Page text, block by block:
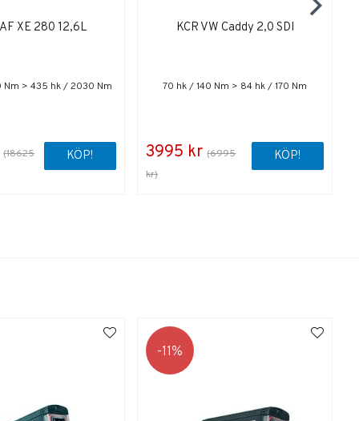
XE 280 12,6L
Nm > 435 hk / 2030 Nm
(18625 KÖP!
KCR VW Caddy 2,0 SDI
70 hk / 140 Nm > 84 hk / 170 Nm
3995 kr (6995
kr)
KÖP!
11